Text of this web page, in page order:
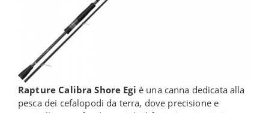
Rapture Calibra Shore Egi è una canna dedicata alla
pesca dei cefalopodi da terra, dove precisione e